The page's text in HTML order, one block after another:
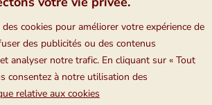
cookies pour améliorer votre expérience de
des publicités ou des contenus
analyser notre trafic. En cliquant sur « Tout
consentez à notre utilisation des
relative aux cookies
Vous
Nous